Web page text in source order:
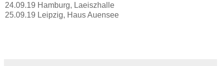
24.09.19 Hamburg, Laeiszhalle
25.09.19 Leipzig, Haus Auensee